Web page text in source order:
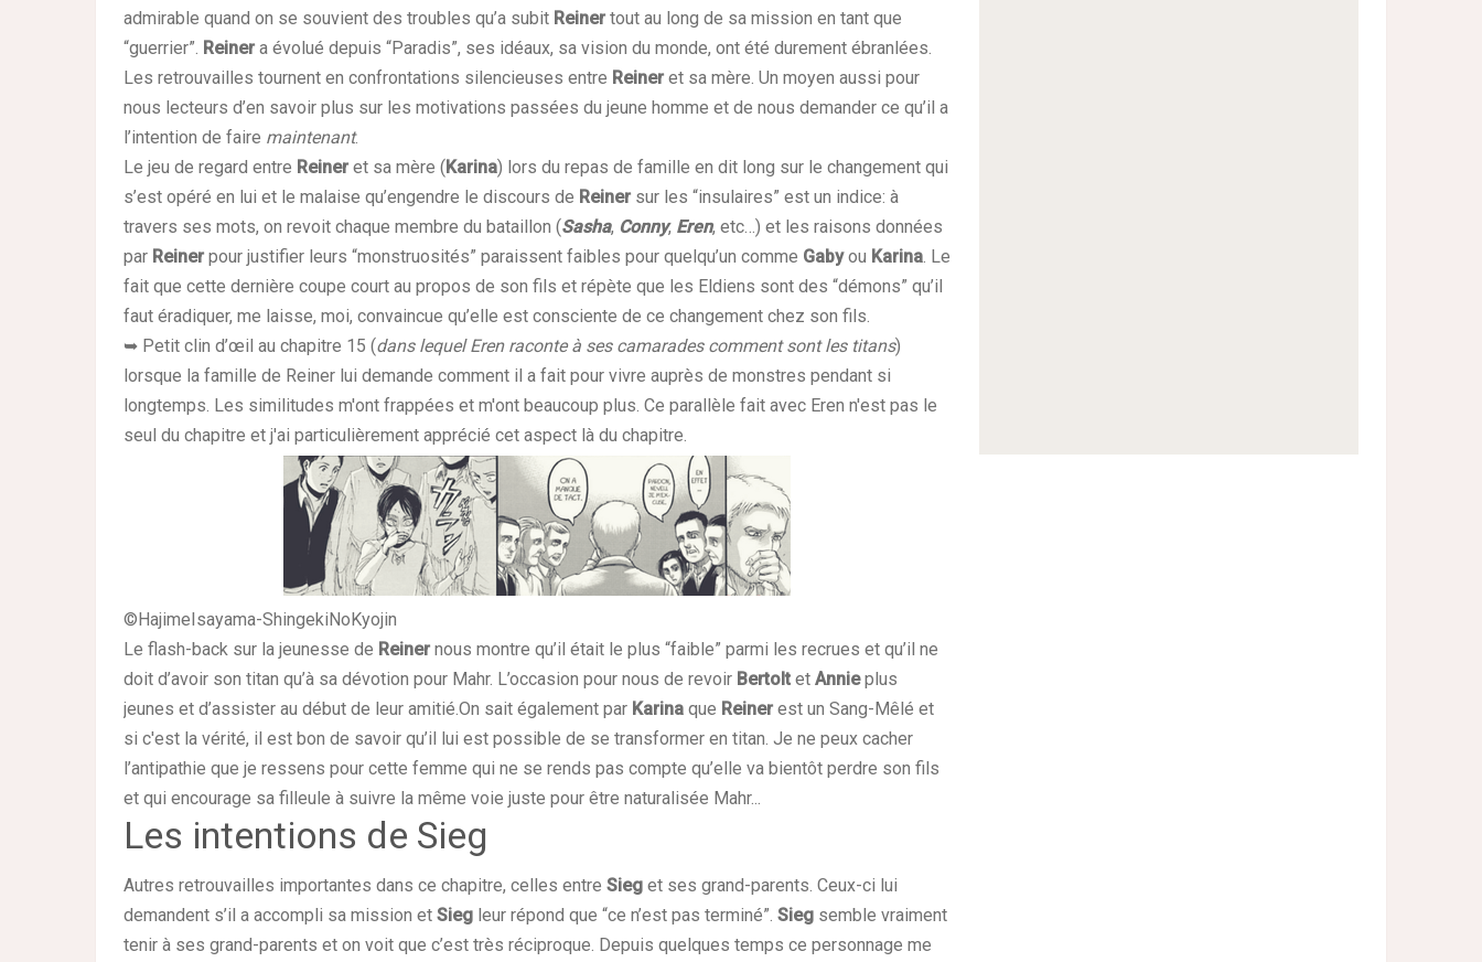
admirable quand on se souvient des troubles qu’a subit Reiner tout au long de sa mission en tant que
“guerrier”. Reiner a évolué depuis “Paradis”, ses idéaux, sa vision du monde, ont été durement ébranlées.
Les retrouvailles tournent en confrontations silencieuses entre Reiner et sa mère. Un moyen aussi pour
nous lecteurs d’en savoir plus sur les motivations passées du jeune homme et de nous demander ce qu’il a
l’intention de faire maintenant.
Le jeu de regard entre Reiner et sa mère (Karina) lors du repas de famille en dit long sur le changement qui
s’est opéré en lui et le malaise qu’engendre le discours de Reiner sur les “insulaires” est un indice: à
travers ses mots, on revoit chaque membre du bataillon (Sasha, Conny, Eren, etc…) et les raisons données
par Reiner pour justifier leurs “monstruosités” paraissent faibles pour quelqu’un comme Gabyou Karina. Le
fait que cette dernière coupe court au propos de son fils et répète que les Eldiens sont des “démons” qu’il
faut éradiquer, me laisse, moi, convaincue qu’elle est consciente de ce changement chez son fils.
➥ Petit clin d’œil au chapitre 15 (dans lequel Eren raconte à ses camarades comment sont les titans)
lorsque la famille de Reiner lui demande comment il a fait pour vivre auprès de monstres pendant si
longtemps. Les similitudes m'ont frappées et m'ont beaucoup plus. Ce parallèle fait avec Eren n'est pas le
seul du chapitre et j'ai particulièrement apprécié cet aspect là du chapitre.
©HajimeIsayama-ShingekiNoKyojin
Le flash-back sur la jeunesse de Reiner nous montre qu’il était le plus “faible” parmi les recrues et qu’il ne
doit d’avoir son titan qu’à sa dévotion pour Mahr. L’occasion pour nous de revoir Bertolt et Annieplus
jeunes et d’assister au début de leur amitié.On sait également par Karina que Reiner est un Sang-Mêlé et
si c'est la vérité, il est bon de savoir qu’il lui est possible de se transformer en titan. Je ne peux cacher
l’antipathie que je ressens pour cette femme qui ne se rends pas compte qu’elle va bientôt perdre son fils
et qui encourage sa filleule à suivre la même voie juste pour être naturalisée Mahr...
Les intentions de Sieg
Autres retrouvailles importantes dans ce chapitre, celles entre Sieg et ses grand-parents. Ceux-ci lui
demandent s’il a accompli sa mission et Sieg leur répond que “ce n’est pas terminé”. Sieg semble vraiment
tenir à ses grand-parents et on voit que c’est très réciproque. Depuis quelques temps ce personnage me